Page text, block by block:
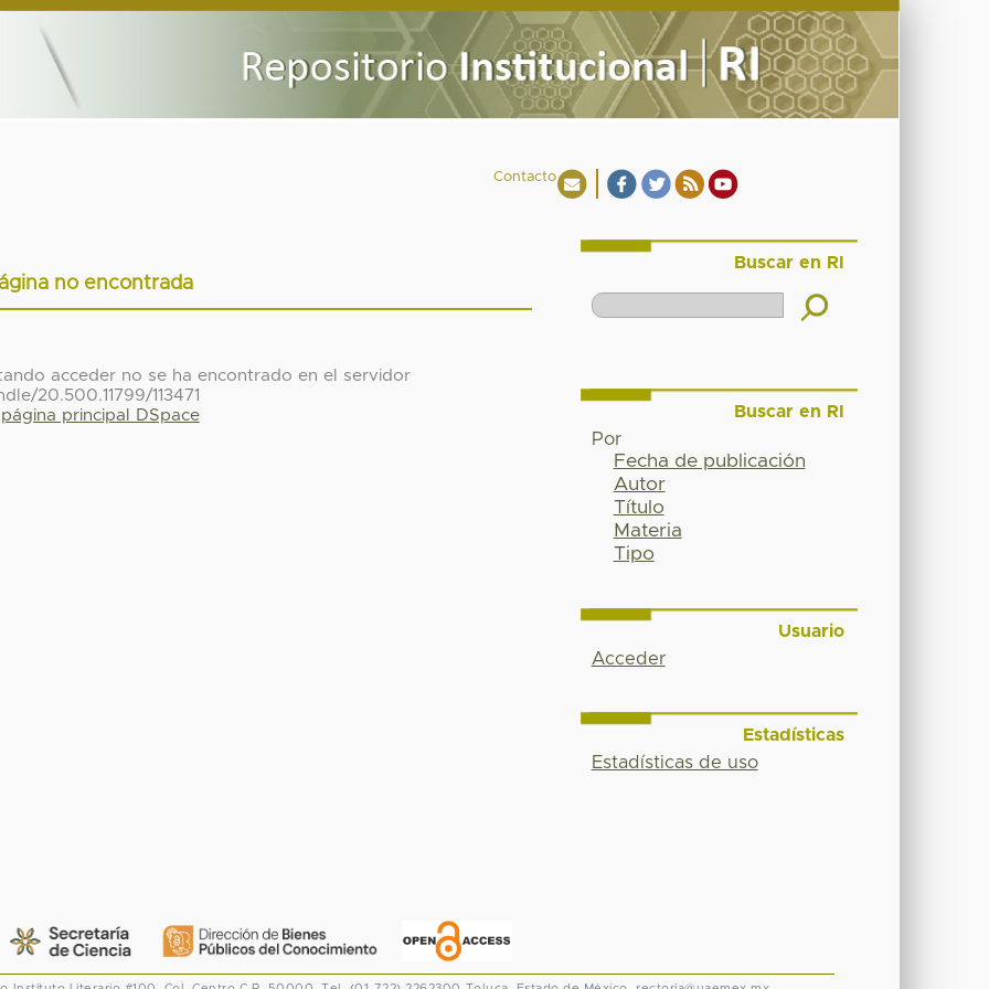
Contacto
no encontrada
acceder no se ha encontrado en el servidor
20.500.11799/113471
página principal DSpace
Buscar en RI
Buscar en RI
Por
Fecha de publicación
Autor
Título
Materia
Tipo
Usuario
Acceder
Estadísticas
Estadísticas de uso